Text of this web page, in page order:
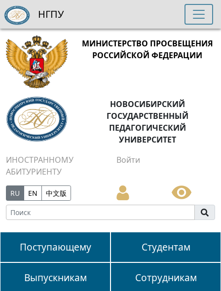
МИНИСТЕРСТВО ПРОСВЕЩЕНИЯ
РОССИЙСКОЙ ФЕДЕРАЦИИ
НОВОСИБИРСКИЙ
ГОСУДАРСТВЕННЫЙ
ПЕДАГОГИЧЕСКИЙ
УНИВЕРСИТЕТ
ИНОСТРАННОМУ
АБИТУРИЕНТУ
Войти
RU EN 中文版
Поступающему Студентам
Выпускникам Сотрудникам
НГПУ